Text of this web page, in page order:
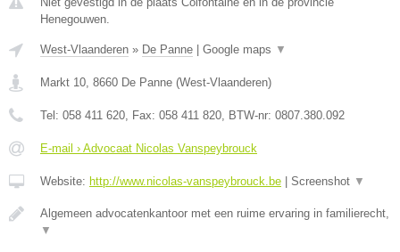
Henegouwen.
West-Vlaanderen » De Panne Google maps ▼
Markt 10 8660 De Panne (West-Vlaanderen)
Tel: 058 411 620 , Fax: 058 411 820 , BTW-nr: 0807.380.092
E-mail › Advocaat Nicolas Vanspeybrouck
Website: http://www.nicolas-vanspeybrouck.be Screenshot ▼
Algemeen advocatenkantoor met een ruime ervaring in familierecht,
▼